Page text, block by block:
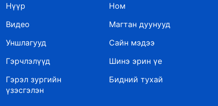
Нүүр
Ном
Видео
Магтан дуунууд
Уншлагууд
Сайн мэдээ
Гэрчлэлүүд
Шинэ эрин үе
Гэрэл зургийн
үзэсгэлэн
Бидний тухай